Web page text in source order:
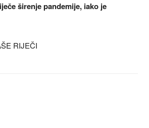
širenje pandemije, iako je
RIJEČI